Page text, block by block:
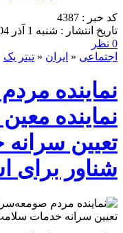
کد خبر : 4387
تاریخ انتشار : شنبه 1 آذر 1404 - 14:22
0 نظر
اجتماعی « ایران « تیتر یک
نماینده
نماینده
تعیین
شناور برای